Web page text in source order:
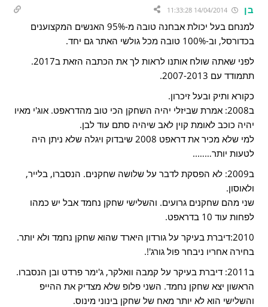
בן
למנחם בעל יכולת אבחנה טובה מ-95% האנשים המקצוענים
בכדורסל, וב-100% טובה מכל גולשי האתר גם יחד.
לפני שאתה שולח אותנו לראות לך את הכתבה הזאת ב2017.
תתמודד עם 2007-2013.
כקורא ותיק ובעל זיכרון.
ב2008: אמרת שביזלי יהיה השחקן הכי טוב מהדראפט. אוג'י מאיו
יהיה כוכב לאומת קוין לאב שיהיה סתם עוד לבן.
למי שלא מכיר את דראפט 2008 שיבדוק ויגלה שלא ניתן היה
לטעות יותר……..
ב2009: לא הפסקת לדבר על שלושה שחקנים. הנסברו, בלייר,
ולאוסון.
שני מהם שחקנים גרועים. והשלישי שחקן נחמד אבל יש כמהו
לפחות עוד 10 בדראפט.
2010:דיברת בעיקר על גורדון היארד שהוא שחקן נחמד ולא יותר.
בחירה אחריו ניבחר פול גורג'!.
ב2011: דיברת בעיקר על קמבה וואלקר, ג'ימר פרדט ובן הנסברו.
הראשון יצא שחקן נחמד. השני פלופ שלא מצדיק את ההייפ
והשלישי הוא לא יותר מאח של שחקן בינוני מינוס.